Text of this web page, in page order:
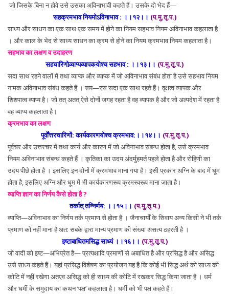
जो जिसके बिना न होवे उसे उसका अविनाभावी कहते हैं। उसके दो भेद हैं—
सहक्रमभाव नियमोऽविनाभाव : ।।१२।। (प.मु.तृ.प.)
साध्य और साधन का एक साथ एक समय में होने का नियम सहभाव नियम अविनाभाव कहलाता है
। और काल के भेद से साध्य साधन का क्रम से होने का नियम क्रमभाव नियम कहलाता है।
सहभाव का लक्षण व उदाहरण
सहचारिणोव्र्याप्यव्यापकयोश्च सहभाव : ।।१३।। (प.मु.तृ.प.)
सदा साथ रहने वालों में तथा व्याप्क और व्याप्क में जो अविनाभाव संबंध होता है उसे सहभाव नियम
नामक अविनाभाव संबंध कहते हैं । रूप—रस सदा एक साथ रहते हैं। वृक्षत्व व्यापक और
शिशपात्व व्याप्य है। जो तत् अतत् ऐसे दोनों जगह रहता है वह व्यापक है और जो अल्पदेश में रहता है
वह व्याप्य कहलाता है।
क्रमभाव का लक्षण
पूर्वोंत्तरचारिणों: कार्यकारणयोश्च क्रमभाव:।।१४।। (प.मु.तृ.प.)
पूर्वचर और उत्तरचर में तथा कार्य और कारण में जो अविनाभाव संबन्ध होता है, उसे क्रमभाव
नियम अविनाभाव संबन्ध कहते हैं । कृतिका का उदय अंदर्मुहमर्त पहले होता है और रोहिणी का
उदय पीछे होता है । इसलिए इन दोनों में क्रमभाव माना गया है। इसी प्रकार अग्नि के बाद में धूम
होता है, इसलिए अग्नि और धूम में भी कार्यकारणरूप क्रमस्वरूप माना जाता है।
व्याप्ति ज्ञान का निर्णय कैसे होता है ?
तर्कात् तन्निर्णय: ।।१५।। (प.मु.तृ.प.)
व्याप्ति—अविनाभाव का निर्णय तर्क प्रमाण से होता है । जैनाचार्यों के सिवाय अन्य किसी ने भी तर्क
प्रमाण को नहीं माना है अत: सबके द्वारा मान्य प्रमाण की संख्या असत्य ठहरती है ।
इष्टाबाधितमसिद्ध साध्यं ।।१६।। (प.मु.तृ.प.)
जो वादी को इष्ट—अभिप्रेत है— प्रत्यक्षादि प्रमाणों से अबाधित है और प्रसिद्ध है और असिद्ध
उसे साध्य कहते हैं। यहां प्रसिद्ध विशेषण का प्रयोजन यह है कि कोई भी सिद्ध अर्थ को साध्य की
कोटि में नहीं रखेगा अतएव असिद्ध को ही साध्य की कोटि में रखकर सिद्ध किया जाता है । धर्म
और धर्मी के समुदाय का कथन ‘पक्ष’ कहलाता है। धर्मी को भी पक्ष कहते हैं।